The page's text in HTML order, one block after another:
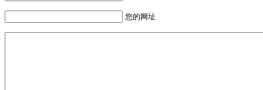
您的网址